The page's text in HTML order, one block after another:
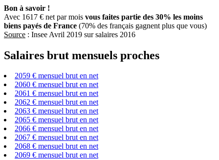
Bon à savoir !
Avec 1617 € net par mois vous faites partie des 30% les moins
biens payés de France (70% des français gagnent plus que vous)
Source : Insee Avril 2019 sur salaires 2016
Salaires brut mensuels proches
2059 € mensuel brut en net
2060 € mensuel brut en net
2061 € mensuel brut en net
2062 € mensuel brut en net
2063 € mensuel brut en net
2065 € mensuel brut en net
2066 € mensuel brut en net
2067 € mensuel brut en net
2068 € mensuel brut en net
2069 € mensuel brut en net